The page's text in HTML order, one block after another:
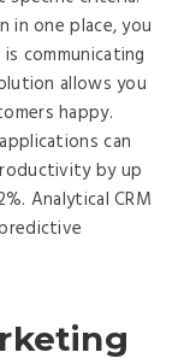
in one place, you
communicating
allows you
happy.
can
by up
Analytical CRM